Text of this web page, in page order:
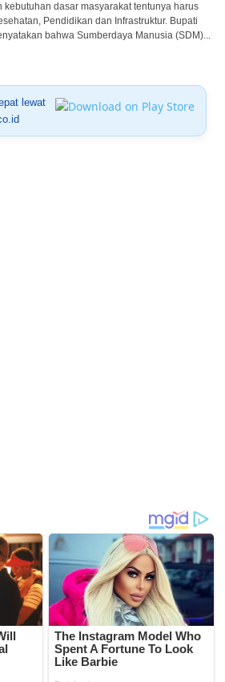
kebutuhan dasar masyarakat tentunya harus
Pendidikan dan Infrastruktur. Bupati
bahwa Sumberdaya Manusia (SDM)...
lewat